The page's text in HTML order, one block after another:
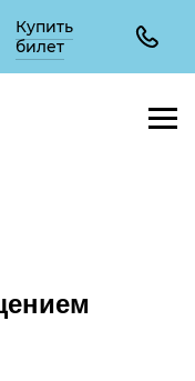
Купить
билет